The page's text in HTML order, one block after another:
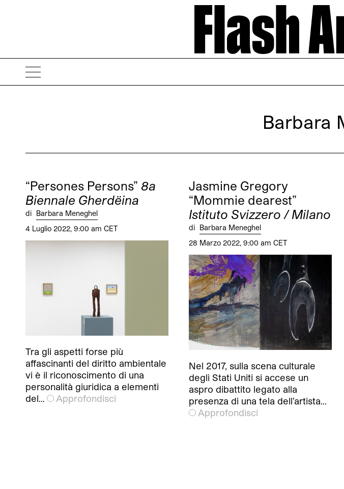
Barbara
“Persones Persons” 8a
Biennale Gherdëina
di Barbara Meneghel
4 Luglio 2022, 9:00 am CET
Tra gli aspetti forse più
affascinanti del diritto ambientale
vi è il riconoscimento di una
personalità giuridica a elementi
del…
Approfondisci
Jasmine Gregory
“Mommie dearest”
Istituto Svizzero / Milano
di Barbara Meneghel
28 Marzo 2022, 9:00 am CET
Nel 2017, sulla scena culturale
degli Stati Uniti si accese un
aspro dibattito legato alla
presenza di una tela dell’artista…
Approfondisci